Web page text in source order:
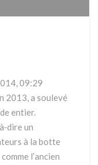
09:29
2013, a soulevé
entier.
un
à la botte
l’ancien